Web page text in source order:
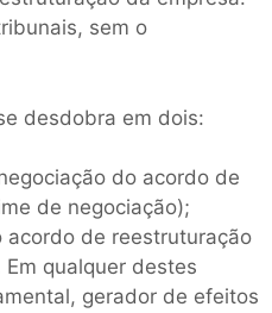
sem o
desdobra em dois:
do acordo de
de negociação);
acordo de reestruturação
qualquer destes
gerador de efeitos